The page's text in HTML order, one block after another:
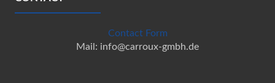
Contact Form
Mail: info@carroux-gmbh.de